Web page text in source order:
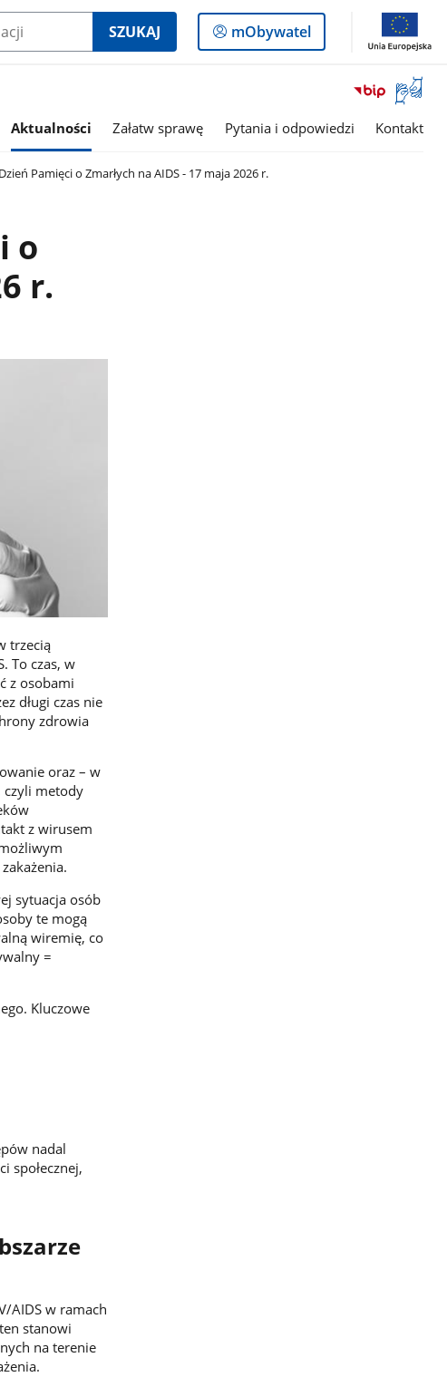
SZUKAJ
Logowanie
do
mObywatel
Otwórz
okno
z
Aktualności Załatw sprawę Pytania i odpowiedzi Kontakt
Pamięci o Zmarłych na AIDS - 17 maja 2026 r.
o
r.
trzecią
To czas, w
z osobami
długi czas nie
zdrowia
oraz – w
czyli metody
z wirusem
sytuacja osób
te mogą
wiremię, co
=
Kluczowe
nadal
społecznej,
AIDS w ramach
stanowi
na terenie